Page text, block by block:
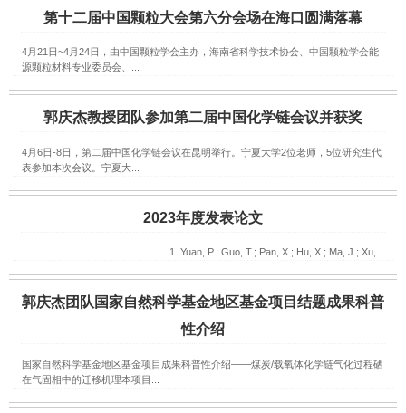
第十二届中国颗粒大会第六分会场在海口圆满落幕
4月21日~4月24日，由中国颗粒学会主办，海南省科学技术协会、中国颗粒学会能
源颗粒材料专业委员会、...
郭庆杰教授团队参加第二届中国化学链会议并获奖
4月6日-8日，第二届中国化学链会议在昆明举行。宁夏大学2位老师，5位研究生代
表参加本次会议。宁夏大...
2023年度发表论文
1. Yuan, P.; Guo, T.; Pan, X.; Hu, X.; Ma, J.; Xu,...
郭庆杰团队国家自然科学基金地区基金项目结题成果科普
性介绍
国家自然科学基金地区基金项目成果科普性介绍——煤炭/载氧体化学链气化过程硒
在气固相中的迁移机理本项目...